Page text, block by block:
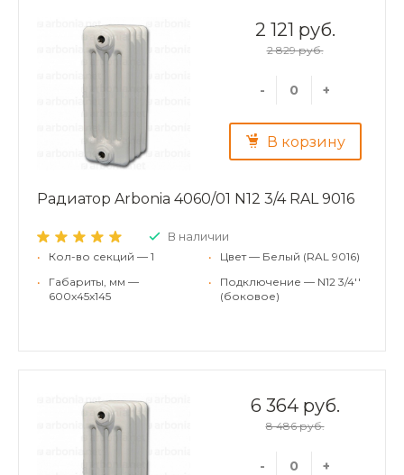
2 121 руб.
2 829 руб.
- +
В корзину
Радиатор Arbonia 4060/01 N12 3/4 RAL 9016
В наличии
•
Кол-во секций — 1
•
Габариты, мм —
600x45x145
•
Цвет — Белый (RAL 9016)
•
Подключение — N12 3/4''
(боковое)
6 364 руб.
8 486 руб.
- +